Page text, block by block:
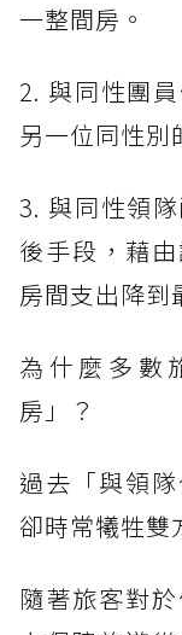
一整間房。
2. 與同性團
另一位同性別
3. 與同性領
後手段，藉
房間支出降到
為什麼多數
房」？
過去「與領
卻時常犧牲雙
隨著旅客對